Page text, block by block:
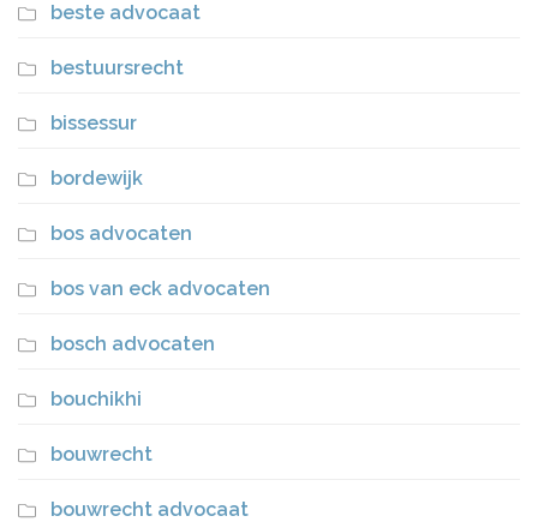
beste advocaat
bestuursrecht
bissessur
bordewijk
bos advocaten
bos van eck advocaten
bosch advocaten
bouchikhi
bouwrecht
bouwrecht advocaat